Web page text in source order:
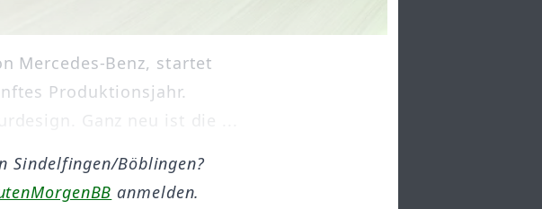
Mercedes-Benz, startet
Produktionsjahr.
Ganz neu ist die ...
Sindelfingen/Böblingen?
anmelden.